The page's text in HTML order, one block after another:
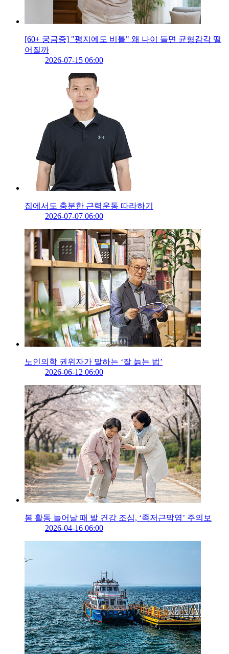
[60+ 궁금증] "평지에도 비틀" 왜 나이 들면 균형감각 떨
어질까
2026-07-15 06:00
집에서도 충분한 근력운동 따라하기
2026-07-07 06:00
노인의학 권위자가 말하는 ‘잘 늙는 법’
2026-06-12 06:00
봄 활동 늘어날 때 발 건강 조심, ‘족저근막염’ 주의보
2026-04-16 06:00